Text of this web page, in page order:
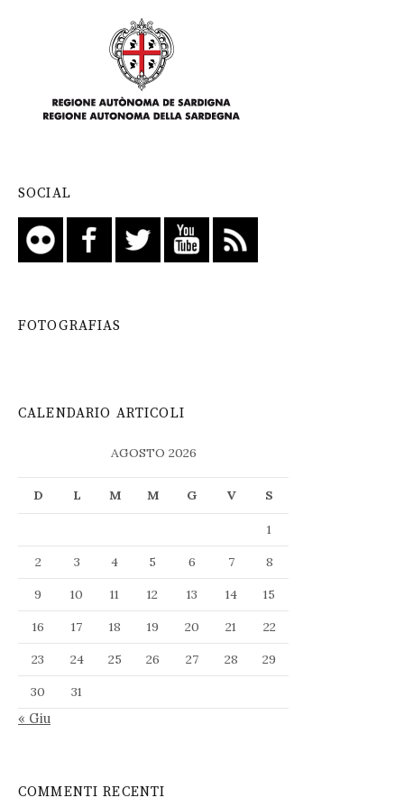
SOCIAL
FOTOGRAFIAS
CALENDARIO ARTICOLI
AGOSTO 2026
D L M M G V S
1
2
3 4 5 6 7
8
9
10 11 12 13 14
15
16
17 18 19 20 21
22
23
24 25 26 27 28
29
30
31
« Giu
COMMENTI RECENTI